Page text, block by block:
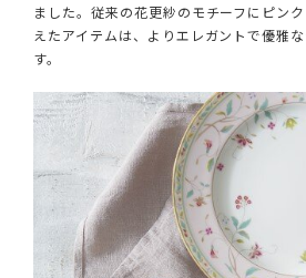
ました。従来の花更紗のモチーフにピン
えたアイテムは、よりエレガントで優雅
す。